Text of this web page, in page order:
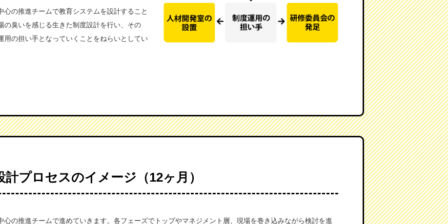
心の推進チームで教育システムを設計すること
の臭いを感じる生きた制度設計を行い、その
用の担い手となっていくことをねらいとしてい
プロセスのイメージ（12ヶ月）
心の推進チームで進めていきます。各フェーズでトップやマネジメント層、現場を巻き込みながら検討を進